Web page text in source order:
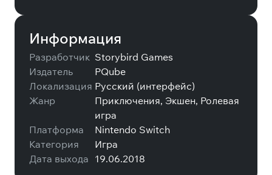
Информация
Разработчик Storybird Games
Издатель
PQube
Локализация Русский (интерфейс)
Жанр
Приключения, Экшен, Ролевая
игра
Платформа
Nintendo Switch
Категория
Игра
Дата выхода 19.06.2018